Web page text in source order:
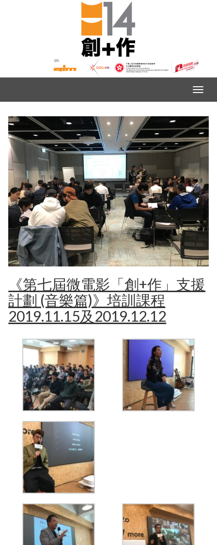
《第七屆微電影「創+作」支援
計劃 (音樂篇)》培訓課程
2019.11.15及2019.12.12